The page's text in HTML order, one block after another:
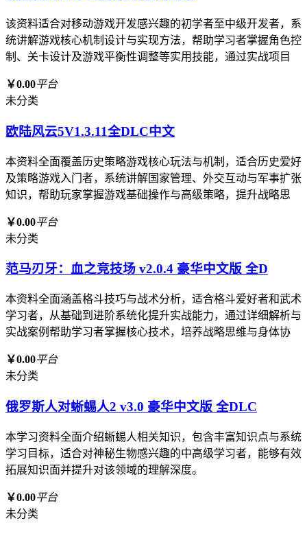
该资料适合对移动游戏开发感兴趣的初学者至中级开发者，系
统讲解游戏核心机制设计与实现方法，帮助学习者掌握角色控
制、关卡设计及游戏平衡性调整等实用技能，通过实战项目
￥0.00平台
未分类
欧陆风云5V1.3.11全DLC中文
本资料全面覆盖历史策略游戏核心玩法与机制，适合历史爱好
及策略游戏入门者，系统讲解国家管理、外交互动与军事扩张
知识，帮助玩家掌握游戏基础操作与高级策略，提升战略思
￥0.00平台
未分类
范马刃牙：血之竞技场 v2.0.4 豪华中文版 全D
本资料全面涵盖格斗技巧与战术分析，适合格斗爱好者和武术
学习者，从基础到进阶系统化提升实战能力，通过详细解析与
实战案例帮助学习者掌握核心技术，培养战略思维与身体协
￥0.00平台
未分类
俄罗斯人对蜥蜴人2 v3.0 豪华中文版 全DLC
本学习资料全面介绍蜥蜴人相关知识，包含丰富知识点与系统
学习目标，适合对神秘生物感兴趣的中高级学习者，能够有效
拓展知识面并提升对该领域的理解深度。
￥0.00平台
未分类